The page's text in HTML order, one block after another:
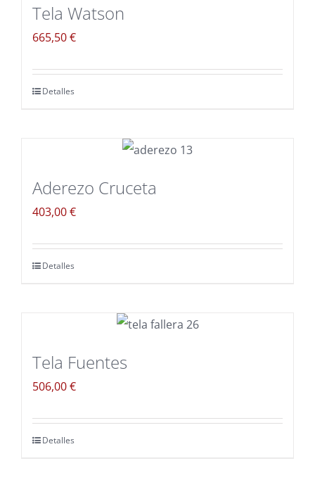
Tela Watson
665,50€
Detalles
Aderezo Cruceta
403,00€
Detalles
Tela Fuentes
506,00€
Detalles